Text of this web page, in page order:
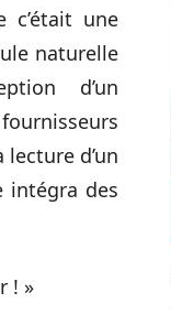
c’était une
naturelle
d’un
d’un
intégra des
! »